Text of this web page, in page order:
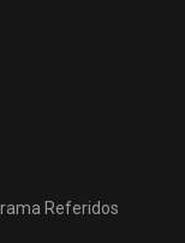
Referidos